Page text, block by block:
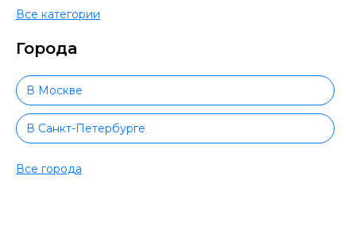
Контент-менеджер
Продвижение на маркетплейсах
Создание чат-ботов
Создание и продвижение интернет-магазина
Таргетолог
Все категории
Города
В Москве
В Санкт-Петербурге
В Новосибирске
Все города